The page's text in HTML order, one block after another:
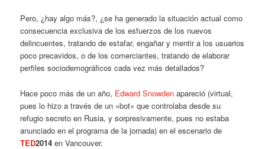
Pero, ¿hay algo más?, ¿se ha generado la situación actual como
consecuencia exclusiva de los esfuerzos de los nuevos
delincuentes, tratando de estafar, engañar y mentir a los usuarios
poco precavidos, o de los comerciantes, tratando de elaborar
perfiles sociodemográficos cada vez más detallados?
Hace poco más de un año, Edward Snowden apareció (virtual,
pues lo hizo a través de un «bot» que controlaba desde su
refugio secreto en Rusia, y sorpresivamente, pues no estaba
anunciado en el programa de la jornada) en el escenario de
TED2014 en Vancouver.